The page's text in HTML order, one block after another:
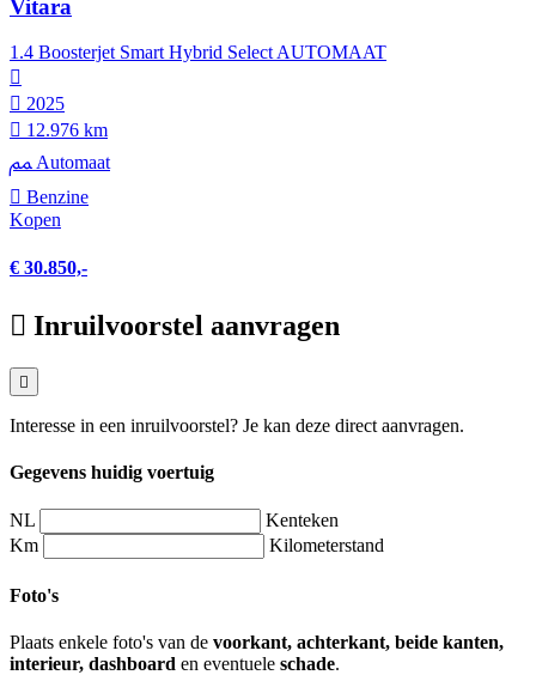
Vitara
1.4 Boosterjet Smart Hybrid Select AUTOMAAT
2025
12.976 km
Automaat
Benzine
Kopen
€ 30.850,-
Inruilvoorstel aanvragen
Interesse in een inruilvoorstel? Je kan deze direct aanvragen.
Gegevens huidig voertuig
NL
Kenteken
Km
Kilometerstand
Foto's
Plaats enkele foto's van de voorkant, achterkant, beide kanten,
interieur, dashboard en eventuele schade.